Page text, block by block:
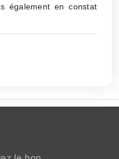
également en constat